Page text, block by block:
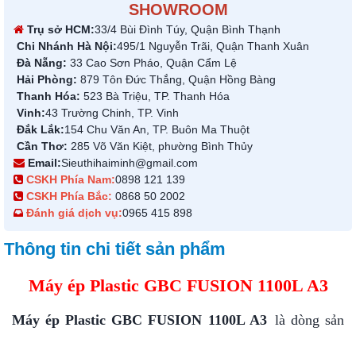
SHOWROOM
Trụ sở HCM:33/4 Bùi Đình Túy, Quận Bình Thạnh
Chi Nhánh Hà Nội:495/1 Nguyễn Trãi, Quận Thanh Xuân
Đà Nẵng: 33 Cao Sơn Pháo, Quận Cẩm Lệ
Hải Phòng: 879 Tôn Đức Thắng, Quận Hồng Bàng
Thanh Hóa: 523 Bà Triệu, TP. Thanh Hóa
Vinh:43 Trường Chinh, TP. Vinh
Đắk Lắk:154 Chu Văn An, TP. Buôn Ma Thuột
Cần Thơ: 285 Võ Văn Kiệt, phường Bình Thủy
Email:Sieuthihaiminh@gmail.com
CSKH Phía Nam:0898 121 139
CSKH Phía Bắc: 0868 50 2002
Đánh giá dịch vụ:0965 415 898
Thông tin chi tiết sản phẩm
Máy ép Plastic GBC FUSION 1100L A3
Máy ép Plastic GBC FUSION 1100L A3 là dòng sản